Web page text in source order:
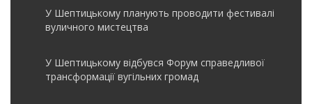
У Шептицькому планують проводити фестивалі
вуличного мистецтва
У Шептицькому відбувся Форум справедливої
трансформації вугільних громад